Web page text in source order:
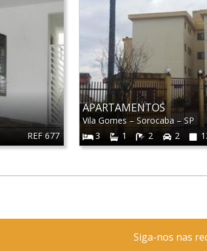
REF 677
APARTAMENTOS
Vila Gomes– Sorocaba – SP
3
1 2 2
Siga-nos nas